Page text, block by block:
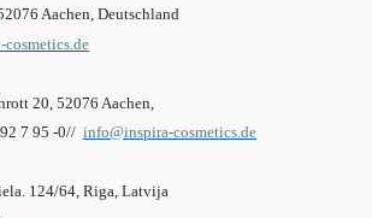
Aachen, Deutschland
20, 52076 Aachen,
7 95 -0// info@inspira-cosmetics.de
124/64, Riga, Latvija